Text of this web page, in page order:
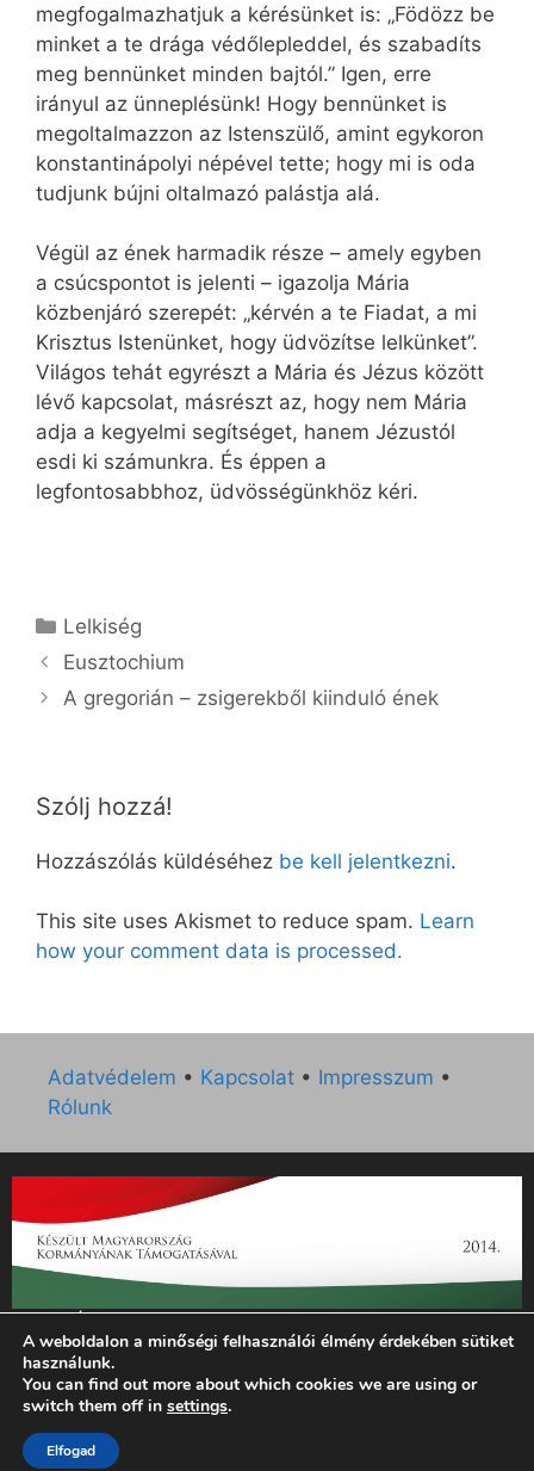
megfogalmazhatjuk a kérésünket is: „Födözz be
minket a te drága védőlepleddel, és szabadíts
meg bennünket minden bajtól.” Igen, erre
irányul az ünneplésünk! Hogy bennünket is
megoltalmazzon az Istenszülő, amint egykoron
konstantinápolyi népével tette; hogy mi is oda
tudjunk bújni oltalmazó palástja alá.
Végül az ének harmadik része – amely egyben
a csúcspontot is jelenti – igazolja Mária
közbenjáró szerepét: „kérvén a te Fiadat, a mi
Krisztus Istenünket, hogy üdvözítse lelkünket”.
Világos tehát egyrészt a Mária és Jézus között
lévő kapcsolat, másrészt az, hogy nem Mária
adja a kegyelmi segítséget, hanem Jézustól
esdi ki számunkra. És éppen a
legfontosabbhoz, üdvösségünkhöz kéri.
Kategória
Lelkiség
Eusztochium
A gregorián – zsigerekből kiinduló ének
Szólj hozzá!
Hozzászólás küldéséhez be kell jelentkezni.
This site uses Akismet to reduce spam. Learn
how your comment data is processed.
Adatvédelem • Kapcsolat • Impresszum •
Rólunk
„Az Új Ember katolikus hetilap 2014. évi működésének
támogatását az EGYH-KCP-14-P-0121 sz. támogatási
szerződés keretében 3 000 000 Ft összegben támogatta az
Emberi Erőforrások Minisztériuma.”
© 2026 Magyar Kurír - Új Ember
A weboldalon a minőségi felhasználói élmény érdekében sütiket
használunk.
You can find out more about which cookies we are using or
switch them off in settings.
Elfogad